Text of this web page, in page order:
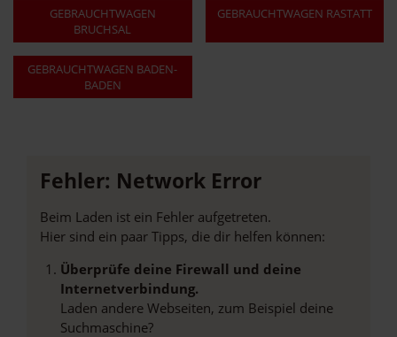
GEBRAUCHTWAGEN
BRUCHSAL
GEBRAUCHTWAGEN RASTATT
GEBRAUCHTWAGEN BADEN-
BADEN
Fehler: Network Error
Beim Laden ist ein Fehler aufgetreten.
Hier sind ein paar Tipps, die dir helfen können:
Überprüfe deine Firewall und deine
Internetverbindung.
Laden andere Webseiten, zum Beispiel deine
Suchmaschine?